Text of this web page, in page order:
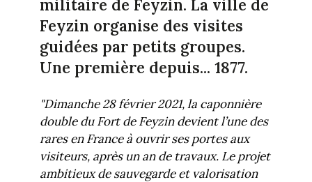
militaire de Feyzin. La ville de
Feyzin organise des visites
guidées par petits groupes.
Une première depuis... 1877.
"Dimanche 28 février 2021, la caponnière
double du Fort de Feyzin devient l’une des
rares en France à ouvrir ses portes aux
visiteurs, après un an de travaux. Le projet
ambitieux de sauvegarde et valorisation